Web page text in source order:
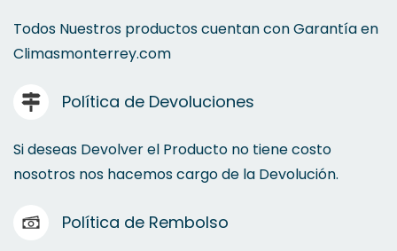
Todos Nuestros productos cuentan con Garantía en
Climasmonterrey.com
Política de Devoluciones
Si deseas Devolver el Producto no tiene costo
nosotros nos hacemos cargo de la Devolución.
Política de Rembolso